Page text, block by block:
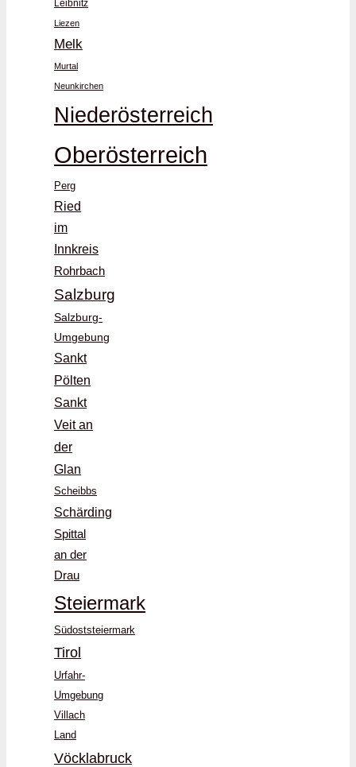
Leibnitz
Liezen
Melk
Murtal
Neunkirchen
Niederösterreich
Oberösterreich
Perg
Ried
im
Innkreis
Rohrbach
Salzburg
Salzburg-
Umgebung
Sankt
Pölten
Sankt
Veit an
der
Glan
Scheibbs
Schärding
Spittal
an der
Drau
Steiermark
Südoststeiermark
Tirol
Urfahr-
Umgebung
Villach
Land
Vöcklabruck